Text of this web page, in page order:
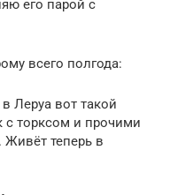
его парой с
всего полгода:
Леруа вот такой
с торксом и прочими
Живёт теперь в